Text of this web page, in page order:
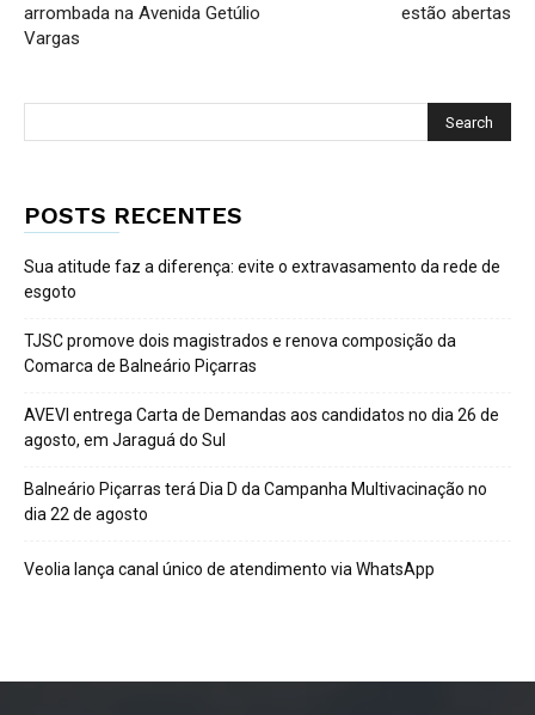
arrombada na Avenida Getúlio
Vargas
estão abertas
POSTS RECENTES
Sua atitude faz a diferença: evite o extravasamento da rede de
esgoto
TJSC promove dois magistrados e renova composição da
Comarca de Balneário Piçarras
AVEVI entrega Carta de Demandas aos candidatos no dia 26 de
agosto, em Jaraguá do Sul
Balneário Piçarras terá Dia D da Campanha Multivacinação no
dia 22 de agosto
Veolia lança canal único de atendimento via WhatsApp